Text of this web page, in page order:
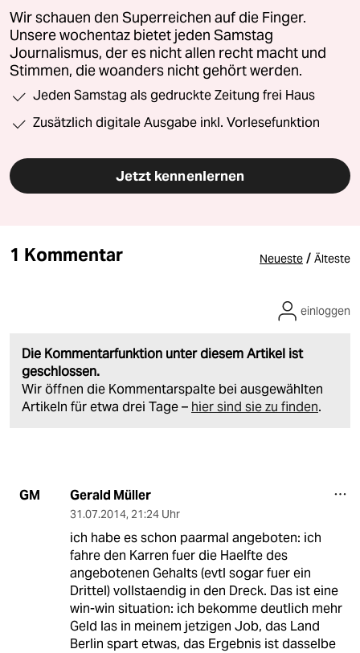
Wir schauen den Superreichen auf die Finger.
Unsere wochentaz bietet jeden Samstag
Journalismus, der es nicht allen recht macht und
Stimmen, die woanders nicht gehört werden.
Jeden Samstag als gedruckte Zeitung frei Haus
Zusätzlich digitale Ausgabe inkl. Vorlesefunktion
Jetzt kennenlernen
1 Kommentar Neueste / Älteste
Die Kommentarfunktion unter diesem Artikel ist
geschlossen.
Wir öffnen die Kommentarspalte bei ausgewählten
Artikeln für etwa drei Tage – hier sind sie zu finden.
einloggen
GM Gerald Müller
31.07.2014, 21:24 Uhr
ich habe es schon paarmal angeboten: ich
fahre den Karren fuer die Haelfte des
angebotenen Gehalts (evtl sogar fuer ein
Drittel) vollstaendig in den Dreck. Das ist eine
win-win situation: ich bekomme deutlich mehr
Geld las in meinem jetzigen Job, das Land
Berlin spart etwas, das Ergebnis ist dasselbe